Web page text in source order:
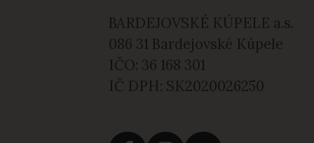
BARDEJOVSKÉ KÚPELE a.s.
086 31 Bardejovské Kúpele
IČO: 36 168 301
IČ DPH: SK2020026250